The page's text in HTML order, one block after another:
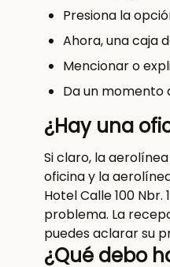
Presiona la
Ahora, una caja
Mencionar o
Da un momento
¿Hay una
Si claro, la
oficina y la
Hotel Calle 100
problema. La
puedes aclarar su
¿Qué debo